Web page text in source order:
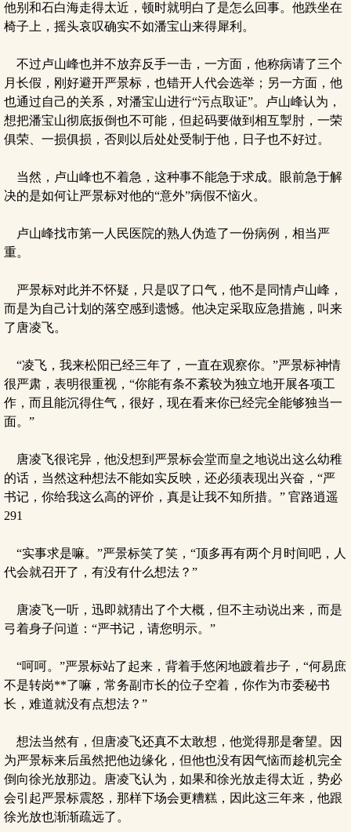
他别和石白海走得太近，顿时就明白了是怎么回事。他跌坐在
椅子上，摇头哀叹确实不如潘宝山来得犀利。
不过卢山峰也并不放弃反手一击，一方面，他称病请了三个
月长假，刚好避开严景标，也错开人代会选举；另一方面，他
也通过自己的关系，对潘宝山进行“污点取证”。卢山峰认为，
想把潘宝山彻底扳倒也不可能，但起码要做到相互掣肘，一荣
俱荣、一损俱损，否则以后处处受制于他，日子也不好过。
当然，卢山峰也不着急，这种事不能急于求成。眼前急于解
决的是如何让严景标对他的“意外”病假不恼火。
卢山峰找市第一人民医院的熟人伪造了一份病例，相当严
重。
严景标对此并不怀疑，只是叹了口气，他不是同情卢山峰，
而是为自己计划的落空感到遗憾。他决定采取应急措施，叫来
了唐凌飞。
“凌飞，我来松阳已经三年了，一直在观察你。”严景标神情
很严肃，表明很重视，“你能有条不紊较为独立地开展各项工
作，而且能沉得住气，很好，现在看来你已经完全能够独当一
面。”
唐凌飞很诧异，他没想到严景标会堂而皇之地说出这么幼稚
的话，当然这种想法不能如实反映，还必须表现出兴奋，“严
书记，你给我这么高的评价，真是让我不知所措。” 官路逍遥
291
“实事求是嘛。”严景标笑了笑，“顶多再有两个月时间吧，人
代会就召开了，有没有什么想法？”
唐凌飞一听，迅即就猜出了个大概，但不主动说出来，而是
弓着身子问道：“严书记，请您明示。”
“呵呵。”严景标站了起来，背着手悠闲地踱着步子，“何易庶
不是转岗**了嘛，常务副市长的位子空着，你作为市委秘书
长，难道就没有点想法？”
想法当然有，但唐凌飞还真不太敢想，他觉得那是奢望。因
为严景标来后虽然把他边缘化，但他也没有因气恼而趁机完全
倒向徐光放那边。唐凌飞认为，如果和徐光放走得太近，势必
会引起严景标震怒，那样下场会更糟糕，因此这三年来，他跟
徐光放也渐渐疏远了。